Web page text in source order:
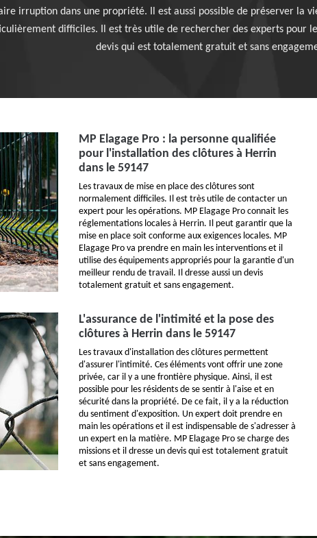
irruption dans une propriété. Il est aussi possible de préserver la
difficiles. Il est très utile de rechercher des experts pour
devis qui est totalement gratuit et sans
MP Elagage Pro : la personne qualifiée
pour l'installation des clôtures à Herrin
dans le 59147
Les travaux de mise en place des clôtures sont
normalement difficiles. Il est très utile de contacter un
expert pour les opérations. MP Elagage Pro connait les
réglementations locales à Herrin. Il peut garantir que la
mise en place soit conforme aux exigences locales. MP
Elagage Pro va prendre en main les interventions et il
utilise des équipements appropriés pour la garantie d'un
meilleur rendu de travail. Il dresse aussi un devis
totalement gratuit et sans engagement.
L'assurance de l'intimité et la pose des
clôtures à Herrin dans le 59147
Les travaux d'installation des clôtures permettent
d'assurer l'intimité. Ces éléments vont offrir une zone
privée, car il y a une frontière physique. Ainsi, il est
possible pour les résidents de se sentir à l'aise et en
sécurité dans la propriété. De ce fait, il y a la réduction
du sentiment d'exposition. Un expert doit prendre en
main les opérations et il est indispensable de s'adresser à
un expert en la matière. MP Elagage Pro se charge des
missions et il dresse un devis qui est totalement gratuit
et sans engagement.